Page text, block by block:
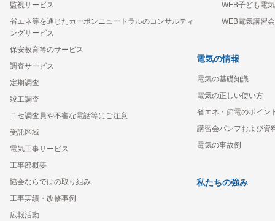
監視サービス
省エネ等を通じたカーボンニュートラルのコンサルティ
ングサービス
保安教育等のサービス
調査サービス
定期調査
竣工調査
ニセ調査員や不審な電話等にご注意
受託区域
電気工事サービス
工事部概要
協会ならではの取り組み
工事実績・改修事例
広報活動
WEB子ども電
WEB電気講習
電気の情報
電気の基礎知識
電気の正しい使い方
省エネ・節電のポイン
講習会パンフおよび資
電気の事故例
私たちの強み